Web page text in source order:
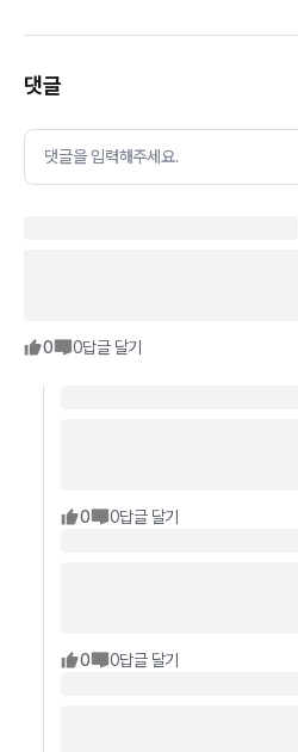
댓글
댓글을 입력해주세요.
0 0답글 달기
0 0답글 달기
0 0답글 달기